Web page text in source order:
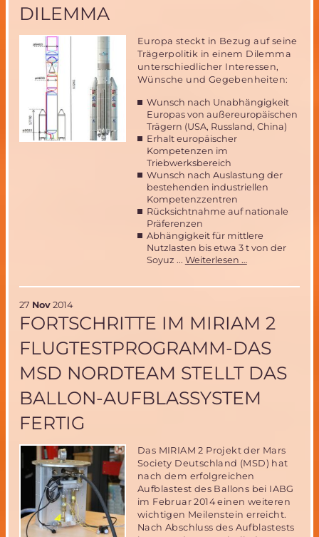
ihrem
Projekt
ARCHIMEDES
DILEMMA
Europa steckt in Bezug auf seine
Trägerpolitik in einem Dilemma
unterschiedlicher Interessen,
Wünsche und Gegebenheiten:
Wunsch nach Unabhängigkeit
Europas von außereuropäischen
Trägern (USA, Russland, China)
Erhalt europäischer
Kompetenzen im
Triebwerksbereich
Wunsch nach Auslastung der
bestehenden industriellen
Kompetenzzentren
Rücksichtnahme auf nationale
Präferenzen
Abhängigkeit für mittlere
Nutzlasten bis etwa 3 t von der
Soyuz ... Weiterlesen …
27 Nov 2014
FORTSCHRITTE IM MIRIAM 2
FLUGTESTPROGRAMM-DAS
MSD NORDTEAM STELLT DAS
BALLON-AUFBLASSYSTEM
FERTIG
Das MIRIAM 2 Projekt der Mars
Society Deutschland (MSD) hat
nach dem erfolgreichen
Aufblastest des Ballons bei IABG
im Februar 2014 einen weiteren
wichtigen Meilenstein erreicht.
Nach Abschluss des Aufblastests